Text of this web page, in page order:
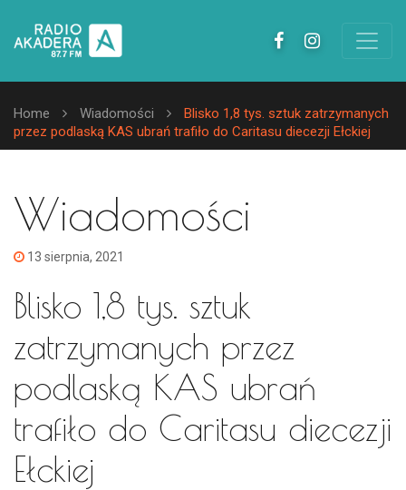
Home Wiadomości
Blisko 1,8 tys. sztuk zatrzymanych
przez podlaską KAS ubrań trafiło do Caritasu diecezji Ełckiej
Wiadomości
13 sierpnia, 2021
Blisko 1,8 tys. sztuk
zatrzymanych przez
podlaską KAS ubrań
trafiło do Caritasu diecezji
Ełckiej